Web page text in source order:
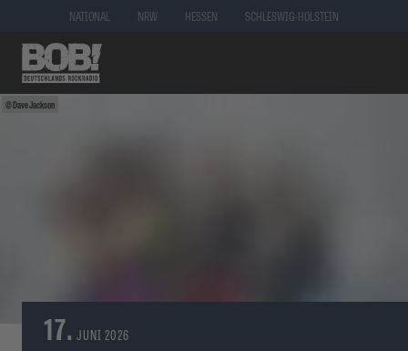
NATIONAL NRW HESSEN SCHLESWIG-HOLSTEIN
Dave Jackson
17. JUNI 2026